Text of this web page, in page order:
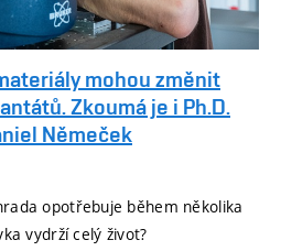
mohou změnit
Zkoumá je i Ph.D.
Němeček
opotřebuje během několika
vydrží celý život?